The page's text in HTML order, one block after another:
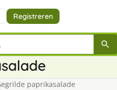
Registreren
paprikasalade